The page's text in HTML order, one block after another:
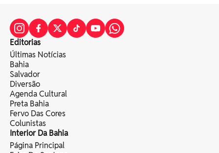
Editorias
Últimas Notícias
Bahia
Salvador
Diversão
Agenda Cultural
Preta Bahia
Fervo Das Cores
Colunistas
Interior Da Bahia
Página Principal